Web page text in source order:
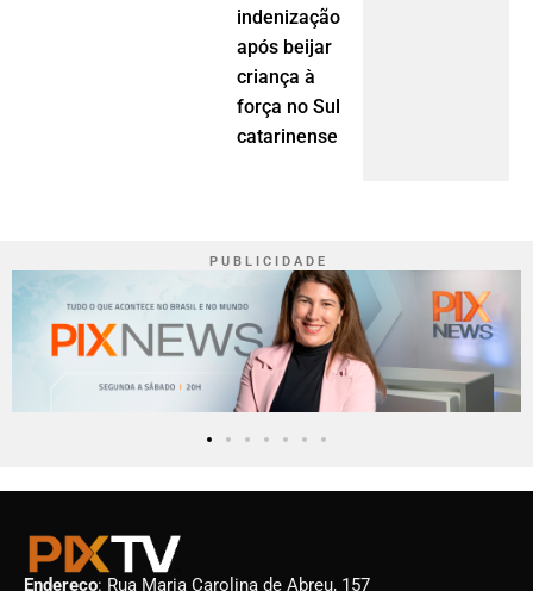
indenização
após beijar
criança à
força no Sul
catarinense
P U B L I C I D A D E
Endereço: Rua Maria Carolina de Abreu, 157